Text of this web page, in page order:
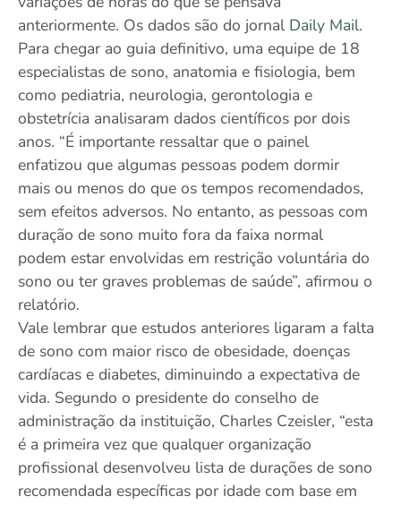
anteriormente. Os dados são do jornal Daily Mail.
Para chegar ao guia definitivo, uma equipe de 18
especialistas de sono, anatomia e fisiologia, bem
como pediatria, neurologia, gerontologia e
obstetrícia analisaram dados científicos por dois
anos. “É importante ressaltar que o painel
enfatizou que algumas pessoas podem dormir
mais ou menos do que os tempos recomendados,
sem efeitos adversos. No entanto, as pessoas com
duração de sono muito fora da faixa normal
podem estar envolvidas em restrição voluntária do
sono ou ter graves problemas de saúde”, afirmou o
relatório.
Vale lembrar que estudos anteriores ligaram a falta
de sono com maior risco de obesidade, doenças
cardíacas e diabetes, diminuindo a expectativa de
vida. Segundo o presidente do conselho de
administração da instituição, Charles Czeisler, “esta
é a primeira vez que qualquer organização
profissional desenvolveu lista de durações de sono
recomendada específicas por idade com base em